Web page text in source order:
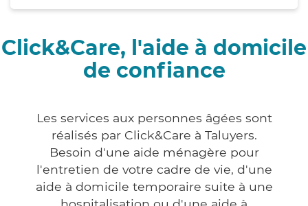
Click&Care, l'aide à domicile
de confiance
Les services aux personnes âgées sont
réalisés par Click&Care à Taluyers.
Besoin d'une aide ménagère pour
l'entretien de votre cadre de vie, d'une
aide à domicile temporaire suite à une